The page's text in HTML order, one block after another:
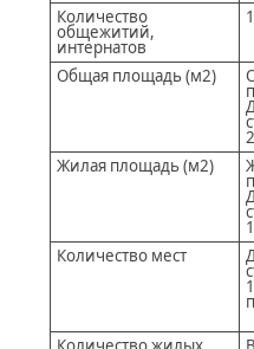
Количество
общежитий,
интернатов
1
Общая площадь (м2)
Жилая площадь (м2)
Количество мест